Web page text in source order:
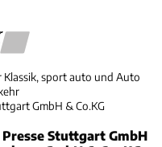
sport auto und Auto
GmbH & Co.KG
Stuttgart GmbH